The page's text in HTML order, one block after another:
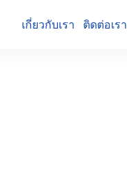
เกี่ยวกับเรา ติดต่อเรา